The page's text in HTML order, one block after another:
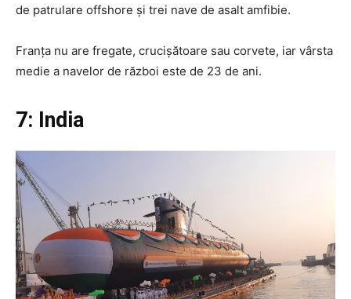
de patrulare offshore și trei nave de asalt amfibie.
Franța nu are fregate, crucișătoare sau corvete, iar vârsta
medie a navelor de război este de 23 de ani.
7: India